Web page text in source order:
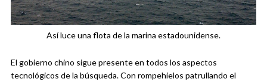
Así luce una flota de la marina estadounidense.
El gobierno chino sigue presente en todos los aspectos
tecnológicos de la búsqueda. Con rompehielos patrullando el